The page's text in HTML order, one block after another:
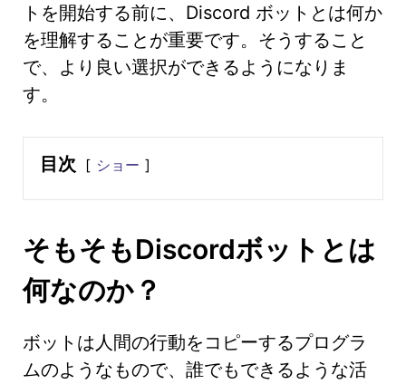
トを開始する前に、Discord ボットとは何か
を理解することが重要です。そうすること
で、より良い選択ができるようになりま
す。
目次 ショー
そもそもDiscordボットとは
何なのか？
ボットは人間の行動をコピーするプログラ
ムのようなもので、誰でもできるような活